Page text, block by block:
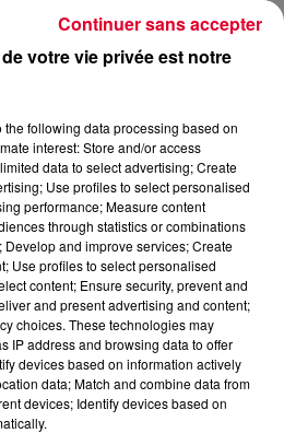
COVER DISCO HOUSE D'ORDONEZ
par Jean-Baptiste BLANDIN
votre vie privée est notre
the following data processing based on
interest: Store and/or access
data to select advertising; Create
Use profiles to select personalised
performance; Measure content
through statistics or combinations
Develop and improve services; Create
Use profiles to select personalised
content; Ensure security, prevent and
and present advertising and content;
choices. These technologies may
IP address and browsing data to offer
devices based on information actively
data; Match and combine data from
devices; Identify devices based on
Continuer sans accepter